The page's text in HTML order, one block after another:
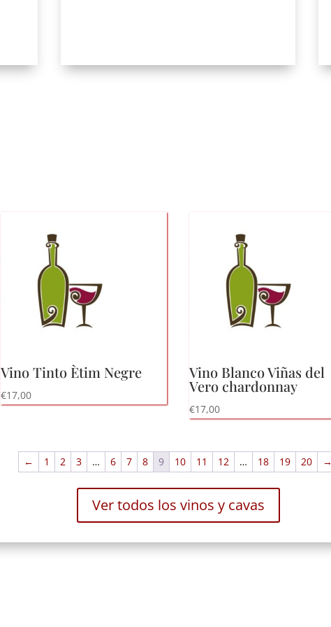
Vino Tinto Ètim Negre
€17,00
Vino Blanco Viñas del
Vero chardonnay
€17,00
← 1 2 3 … 6 7 8 9 10 11 12 … 18 19 20 →
Ver todos los vinos y cavas